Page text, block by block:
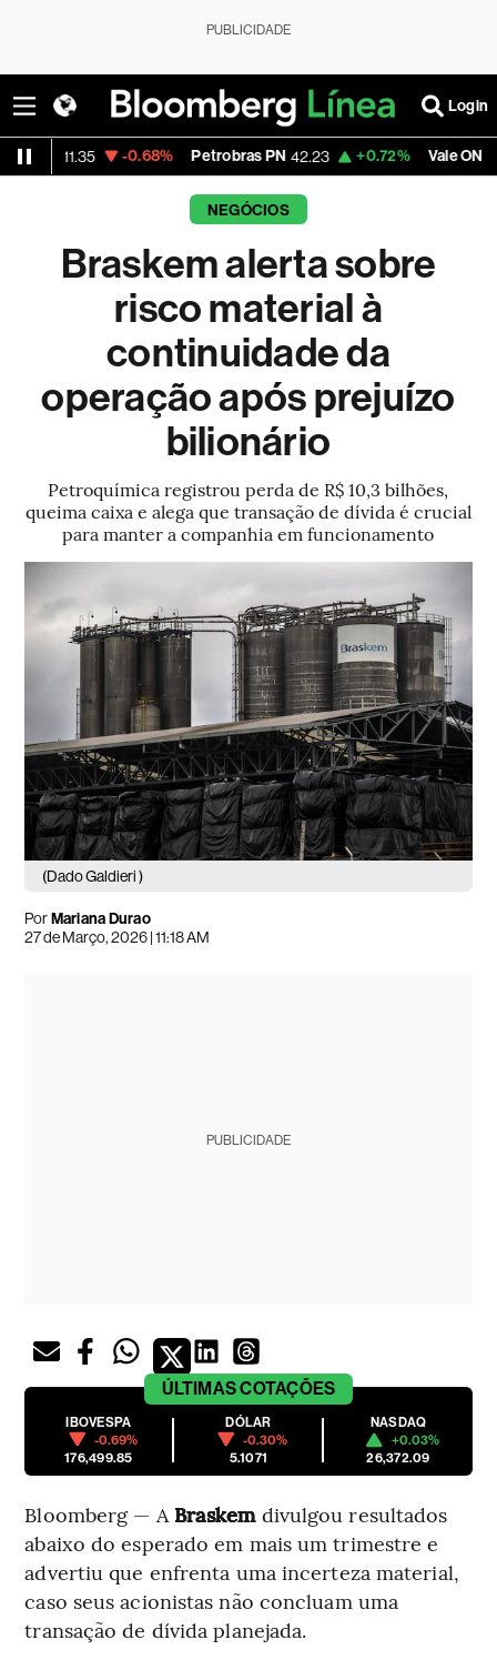
PUBLICIDADE
Login
-0.68% Petrobras PN 42.23 +0.72% Vale ON 75.94 -
NEGÓCIOS
Braskem alerta sobre
risco material à
continuidade da
operação após prejuízo
bilionário
Petroquímica registrou perda de R$ 10,3 bilhões,
queima caixa e alega que transação de dívida é crucial
para manter a companhia em funcionamento
(Dado Galdieri )
PorMariana Durao
27 de Março, 2026 | 11:18 AM
PUBLICIDADE
ÚLTIMASCOTAÇÕES
IBOVESPA
-0.69%
176,499.85
DÓLAR
-0.30%
5.1071
NASDAQ
+0.03%
26,372.09
Bloomberg — A Braskemdivulgou resultados
abaixo do esperado em mais um trimestre e
advertiu que enfrenta uma incerteza material,
caso seus acionistas não concluam uma
transação de dívida planejada.